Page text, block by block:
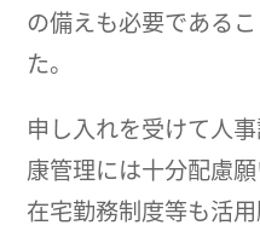
の備えも必要である
た。
申し入れを受けて人
康管理には十分配慮
在宅勤務制度等も活